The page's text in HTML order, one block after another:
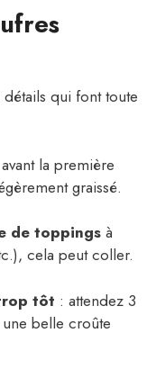
qui font toute
avant la première
graissé.
de toppings à
cela peut coller.
tôt : attendez 3
belle croûte